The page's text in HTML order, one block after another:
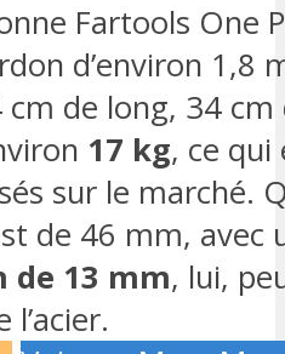
Fartools One
d’environ 1,8
de long, 34
17 kg, ce qui
sur le marché.
de 46 mm,
de 13 mm, lui,